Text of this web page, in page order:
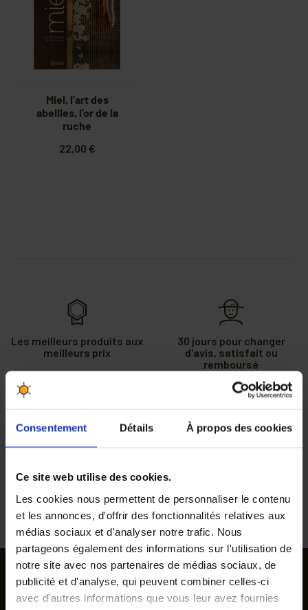
Consentement Détails À propos des cookies
Ce site web utilise des cookies.
Les cookies nous permettent de personnaliser le contenu
et les annonces, d'offrir des fonctionnalités relatives aux
médias sociaux et d'analyser notre trafic. Nous
partageons également des informations sur l'utilisation de
notre site avec nos partenaires de médias sociaux, de
publicité et d'analyse, qui peuvent combiner celles-ci
avec d'autres informations que vous leur avez fournies
Miel, l’art des
abeilles, l’or de la
ruche
22,00 €
Les meilleurs produits aux
meilleurs prix
30 jours pour changer
d'avis, satisfait ou
remboursé
conseillent au 04 90 06 39
Gagnez des points de
fidélité à chaque
Commande passée avant
midi expédiée le jour même
Livraison rapide à domicile
SUIVEZ-NOUS
Recevez nos offres et